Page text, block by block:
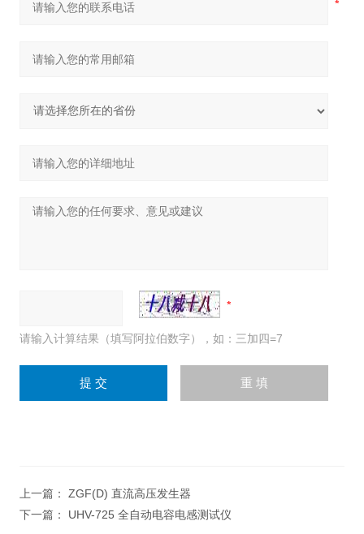
请输入计算结果（填写阿拉伯数字），如：三加四=7
上一篇： ZGF(D) 直流高压发生器
下一篇： UHV-725 全自动电容电感测试仪